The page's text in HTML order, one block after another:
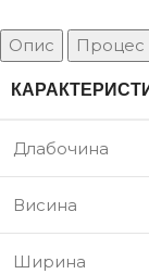
Опис Процес
Длабочина
Висина
Ширина